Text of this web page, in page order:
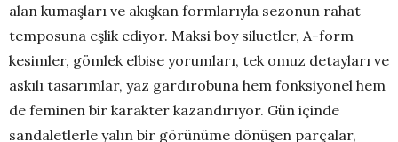
alan kumaşları ve akışkan formlarıyla sezonun rahat
temposuna eşlik ediyor. Maksi boy siluetler, A-form
kesimler, gömlek elbise yorumları, tek omuz detayları ve
askılı tasarımlar, yaz gardırobuna hem fonksiyonel hem
de feminen bir karakter kazandırıyor. Gün içinde
sandaletlerle yalın bir görünüme dönüşen parçalar,